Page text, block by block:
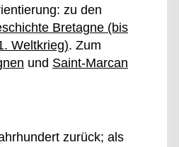
zu den
Bretagne (bis
Weltkrieg). Zum
und Saint-Marcan
zurück; als